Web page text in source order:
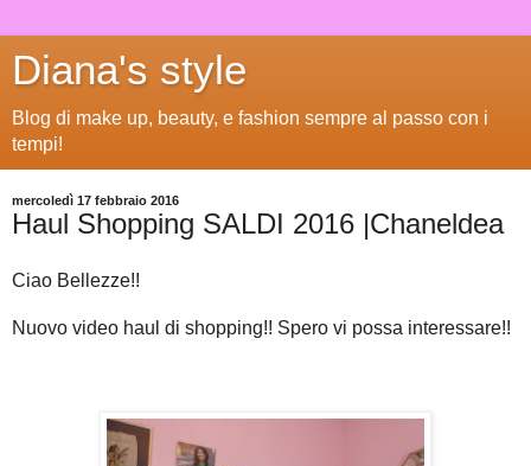
Diana's style
Blog di make up, beauty, e fashion sempre al passo con i
tempi!
mercoledì 17 febbraio 2016
Haul Shopping SALDI 2016 |Chaneldea
Ciao Bellezze!!
Nuovo video haul di shopping!! Spero vi possa interessare!!